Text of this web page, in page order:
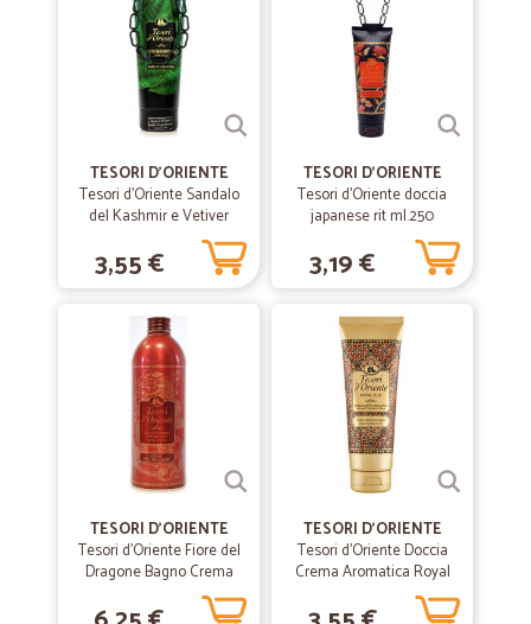
arrivato imballato bene
arrivato imballato bene, acquisterò ancora da cicalia.
27/01/2021
— Lino M.
ottimi prodotti
ottimi prodotti, velocità nelle consegne
10/04/2020
Veronica S.
Nonostante il periodo difficile la spesa mi è arrivata in giornata.
Ordinato a mezzanotte come consigliato, spesa arrivata alle 18. Molto
comodo in questo momento in cui spostarsi è complicato.
22/02/2020
—Enrico C.
Molto buono consiglio
Molto buono consiglio
13/02/2020
Iride D.
TESORI D'ORIENTE
Tesori d'Oriente Sandalo
del Kashmir e Vetiver
Doccia Crema Aromatica
250 ml.
3,55 €
TESORI D'ORIENTE
Tesori d'Oriente doccia
japanese rit ml.250
3,19 €
TESORI D'ORIENTE
Tesori d'Oriente Fiore del
Dragone Bagno Crema
Aromatico 500 ml.
TESORI D'ORIENTE
Tesori d'Oriente Doccia
Crema Aromatica Royal
Oud dello Yemen e Olio di
Sesamo 250 ml.